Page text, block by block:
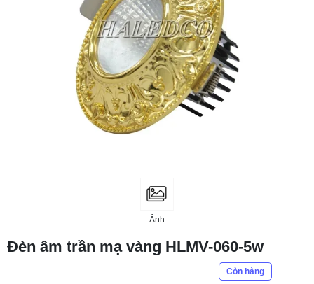
Ảnh
Đèn âm trần mạ vàng HLMV-060-5w
Còn hàng